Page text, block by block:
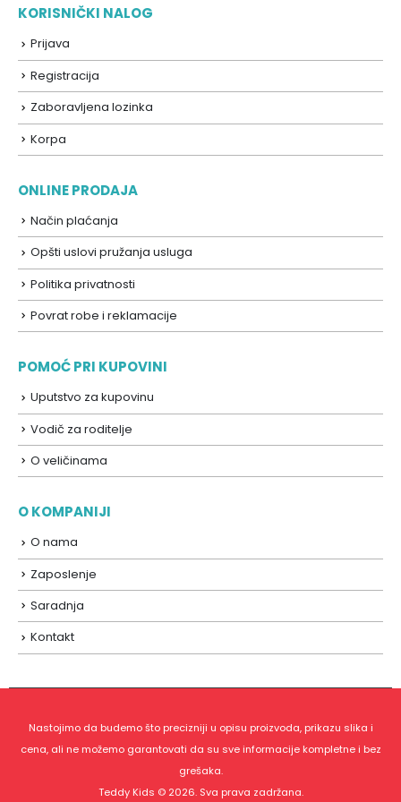
KORISNIČKI NALOG
Prijava
Registracija
Zaboravljena lozinka
Korpa
ONLINE PRODAJA
Način plaćanja
Opšti uslovi pružanja usluga
Politika privatnosti
Povrat robe i reklamacije
POMOĆ PRI KUPOVINI
Uputstvo za kupovinu
Vodič za roditelje
O veličinama
O KOMPANIJI
O nama
Zaposlenje
Saradnja
Kontakt
Nastojimo da budemo što precizniji u opisu proizvoda, prikazu slika i
cena, ali ne možemo garantovati da su sve informacije kompletne i bez
grešaka.
Teddy Kids © 2026. Sva prava zadržana.